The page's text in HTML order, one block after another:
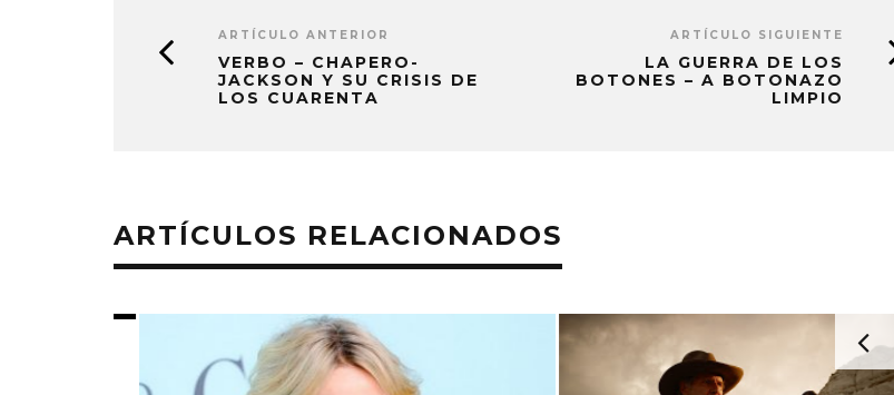
ARTÍCULO ANTERIOR
VERBO – CHAPERO-
JACKSON Y SU CRISIS DE
LOS CUARENTA
ARTÍCULO SIGUIENTE
LA GUERRA DE LOS
BOTONES – A BOTONAZO
LIMPIO
ARTÍCULOS RELACIONADOS